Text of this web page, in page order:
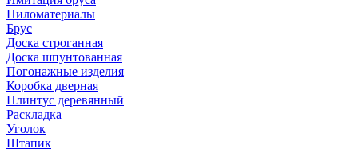
Пиломатериалы
Брус
Доска строганная
Доска шпунтованная
Погонажные изделия
Коробка дверная
Плинтус деревянный
Раскладка
Уголок
Штапик